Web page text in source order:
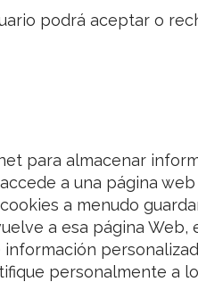
podrá aceptar o
para almacenar
a una página
a menudo
a esa página Web,
personalmente a